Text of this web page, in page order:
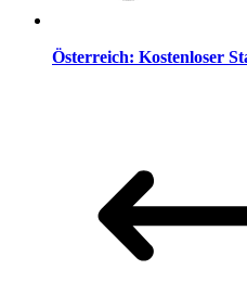
Österreich: Kostenloser